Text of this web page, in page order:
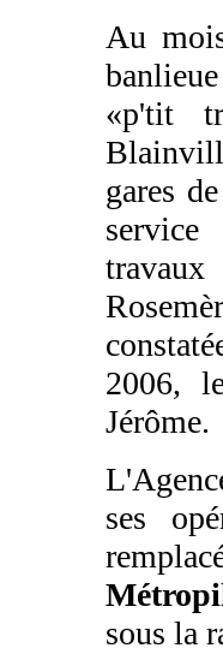
Au
«p'tit
gares
2006,
Jérôme.
ses
sous la